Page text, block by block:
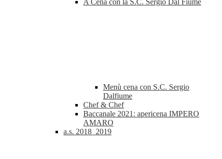
A Cena con la S.C. Sergio Dal Fiume
Menù cena con S.C. Sergio
Dalfiume
Chef & Chef
Baccanale 2021: apericena IMPERO
AMARO
a.s. 2018_2019